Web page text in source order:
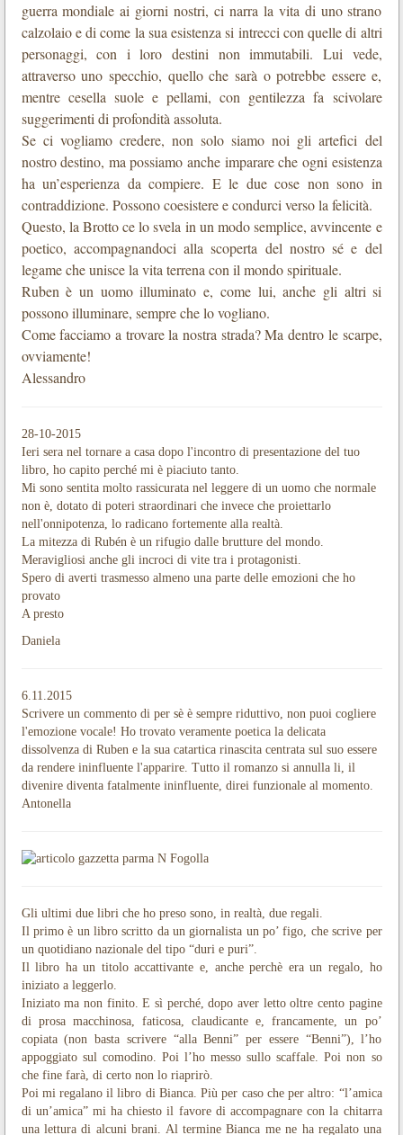
guerra mondiale ai giorni nostri, ci narra la vita di uno strano
calzolaio e di come la sua esistenza si intrecci con quelle di altri
personaggi, con i loro destini non immutabili. Lui vede,
attraverso uno specchio, quello che sarà o potrebbe essere e,
mentre cesella suole e pellami, con gentilezza fa scivolare
suggerimenti di profondità assoluta.
Se ci vogliamo credere, non solo siamo noi gli artefici del
nostro destino, ma possiamo anche imparare che ogni esistenza
ha un’esperienza da compiere. E le due cose non sono in
contraddizione. Possono coesistere e condurci verso la felicità.
Questo, la Brotto ce lo svela in un modo semplice, avvincente e
poetico, accompagnandoci alla scoperta del nostro sé e del
legame che unisce la vita terrena con il mondo spirituale.
Ruben è un uomo illuminato e, come lui, anche gli altri si
possono illuminare, sempre che lo vogliano.
Come facciamo a trovare la nostra strada? Ma dentro le scarpe,
ovviamente!
Alessandro
28-10-2015
Ieri sera nel tornare a casa dopo l'incontro di presentazione del tuo
libro, ho capito perché mi è piaciuto tanto.
Mi sono sentita molto rassicurata nel leggere di un uomo che normale
non è, dotato di poteri straordinari che invece che proiettarlo
nell'onnipotenza, lo radicano fortemente alla realtà.
La mitezza di Rubén è un rifugio dalle brutture del mondo.
Meravigliosi anche gli incroci di vite tra i protagonisti.
Spero di averti trasmesso almeno una parte delle emozioni che ho
provato
A presto
Daniela
6.11.2015
Scrivere un commento di per sè è sempre riduttivo, non puoi cogliere
l'emozione vocale! Ho trovato veramente poetica la delicata
dissolvenza di Ruben e la sua catartica rinascita centrata sul suo essere
da rendere ininfluente l'apparire. Tutto il romanzo si annulla li, il
divenire diventa fatalmente ininfluente, direi funzionale al momento.
Antonella
Gli ultimi due libri che ho preso sono, in realtà, due regali.
Il primo è un libro scritto da un giornalista un po’ figo, che scrive per
un quotidiano nazionale del tipo “duri e puri”.
Il libro ha un titolo accattivante e, anche perchè era un regalo, ho
iniziato a leggerlo.
Iniziato ma non finito. E sì perché, dopo aver letto oltre cento pagine
di prosa macchinosa, faticosa, claudicante e, francamente, un po’
copiata (non basta scrivere “alla Benni” per essere “Benni”), l’ho
appoggiato sul comodino. Poi l’ho messo sullo scaffale. Poi non so
che fine farà, di certo non lo riaprirò.
Poi mi regalano il libro di Bianca. Più per caso che per altro: “l’amica
di un’amica” mi ha chiesto il favore di accompagnare con la chitarra
una lettura di alcuni brani. Al termine Bianca me ne ha regalato una